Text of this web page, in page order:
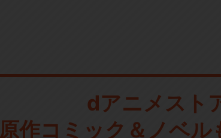
dアニメスト
原作コミック＆ノベル